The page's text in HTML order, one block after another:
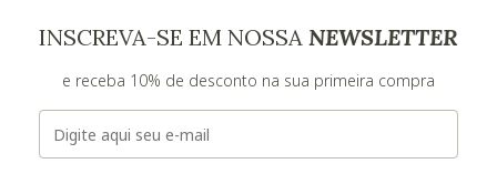
INSCREVA-SE EM NOSSA NEWSLETTER
e receba 10% de desconto na sua primeira compra